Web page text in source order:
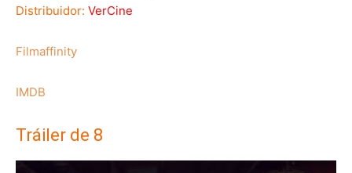
Distribuidor: VerCine
Filmaffinity
IMDB
Tráiler de 8